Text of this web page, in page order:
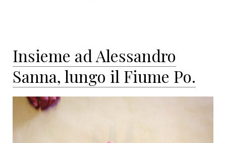
Insieme ad Alessandro
Sanna, lungo il Fiume Po.